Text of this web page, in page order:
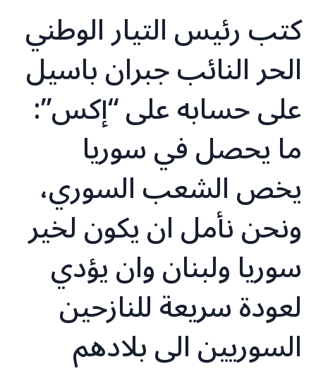
كتب رئيس التيار الوطني
الحر النائب جبران باسيل
على حسابه على “إكس”:
‏ما يحصل في سوريا
يخص الشعب السوري،
ونحن نأمل ان يكون لخير
سوريا ولبنان وان يؤدي
لعودة سريعة للنازحين
السوريين الى بلادهم